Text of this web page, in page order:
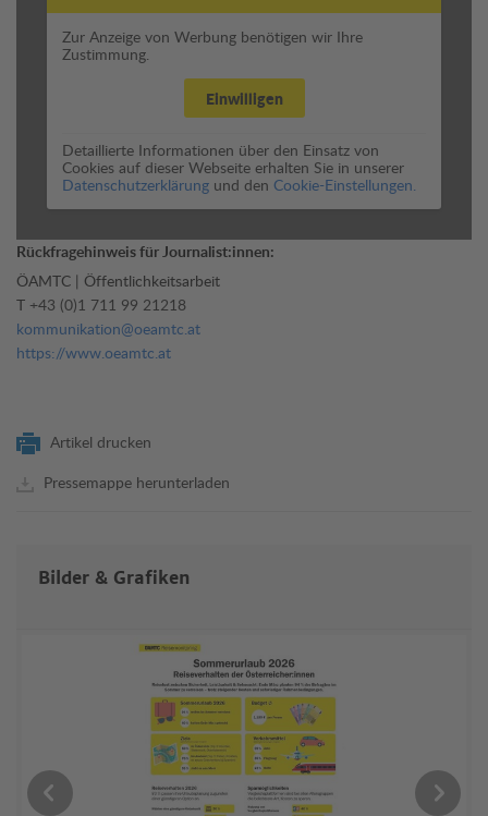
Zur Anzeige von Werbung benötigen wir Ihre
Zustimmung.
Einwilligen
Detaillierte Informationen über den Einsatz von
Cookies auf dieser Webseite erhalten Sie in unserer
Datenschutzerklärung und den Cookie-Einstellungen.
Rückfragehinweis für Journalist:innen:
ÖAMTC | Öffentlichkeitsarbeit
T +43 (0)1 711 99 21218
kommunikation@oeamtc.at
https://www.oeamtc.at
Artikel drucken
Pressemappe herunterladen
Bilder & Grafiken